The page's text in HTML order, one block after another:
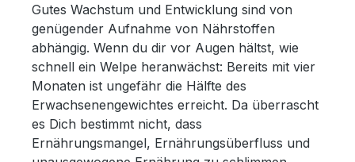
Gutes Wachstum und Entwicklung sind von
genügender Aufnahme von Nährstoffen
abhängig. Wenn du dir vor Augen hältst, wie
schnell ein Welpe heranwächst: Bereits mit vier
Monaten ist ungefähr die Hälfte des
Erwachsenengewichtes erreicht. Da überrascht
es Dich bestimmt nicht, dass
Ernährungsmangel, Ernährungsüberfluss und